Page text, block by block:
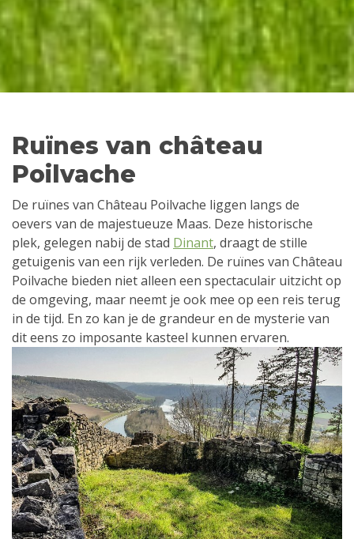
Ruïnes van château
Poilvache
De ruïnes van Château Poilvache liggen langs de
oevers van de majestueuze Maas. Deze historische
plek, gelegen nabij de stad Dinant, draagt de stille
getuigenis van een rijk verleden. De ruïnes van Château
Poilvache bieden niet alleen een spectaculair uitzicht op
de omgeving, maar neemt je ook mee op een reis terug
in de tijd. En zo kan je de grandeur en de mysterie van
dit eens zo imposante kasteel kunnen ervaren.